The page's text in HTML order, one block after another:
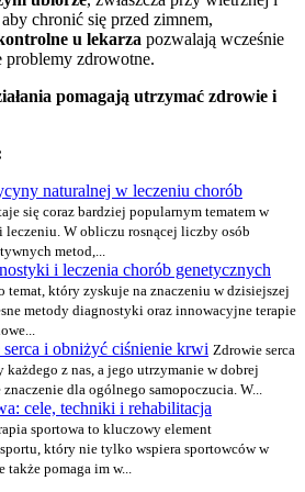
chronić się przed zimnem,
u lekarza pozwalają wcześnie
zdrowotne.
pomagają utrzymać zdrowie i
naturalnej w leczeniu chorób
się coraz bardziej popularnym tematem w
leczeniu. W obliczu rosnącej liczby osób
metod,...
i leczenia chorób genetycznych
temat, który zyskuje na znaczeniu w dzisiejszej
metody diagnostyki oraz innowacyjne terapie
i obniżyć ciśnienie krwi Zdrowie serca
z nas, a jego utrzymanie w dobrej
dla ogólnego samopoczucia. W...
cele, techniki i rehabilitacja
sportowa to kluczowy element
sportu, który nie tylko wspiera sportowców w
także pomaga im w...